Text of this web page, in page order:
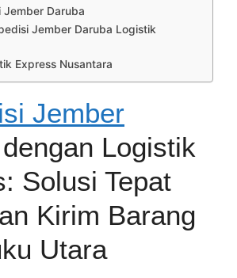
Jember Daruba
Jember Daruba Logistik
Express Nusantara
Jember
Logistik
Solusi Tepat
Kirim Barang
Utara